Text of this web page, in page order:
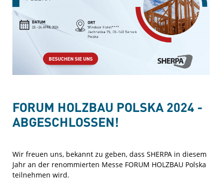
FORUM HOLZBAU POLSKA 2024 -
ABGESCHLOSSEN!
Wir freuen uns, bekannt zu geben, dass SHERPA in diesem
Jahr an der renommierten Messe FORUM HOLZBAU Polska
teilnehmen wird.